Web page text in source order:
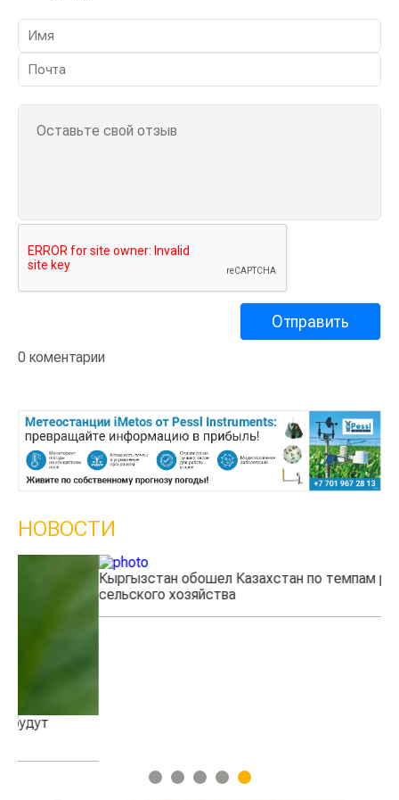
0 коментарии
НОВОСТИ
Кыргызстан обошел Казахстан по темпам роста
сельского хозяйства
1 2 3 4 5